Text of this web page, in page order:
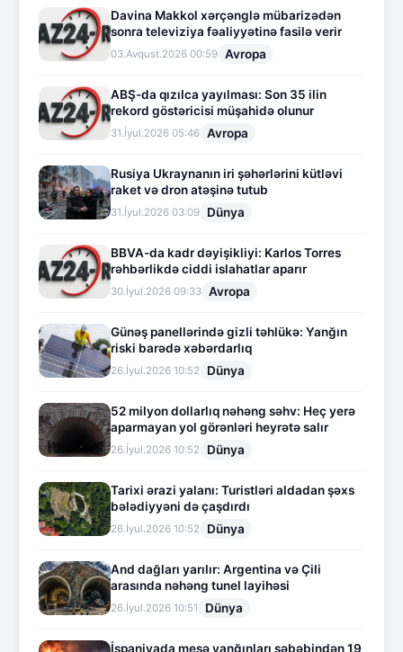
Davina Makkol xərçənglə mübarizədən
sonra televiziya fəaliyyətinə fasilə verir
03.Avqust.2026 00:59 Avropa
ABŞ-da qızılca yayılması: Son 35 ilin
rekord göstəricisi müşahidə olunur
31.İyul.2026 05:46 Avropa
Rusiya Ukraynanın iri şəhərlərini kütləvi
raket və dron atəşinə tutub
31.İyul.2026 03:09 Dünya
BBVA-da kadr dəyişikliyi: Karlos Torres
rəhbərlikdə ciddi islahatlar aparır
30.İyul.2026 09:33 Avropa
Günəş panellərində gizli təhlükə: Yanğın
riski barədə xəbərdarlıq
26.İyul.2026 10:52 Dünya
52 milyon dollarlıq nəhəng səhv: Heç yerə
aparmayan yol görənləri heyrətə salır
26.İyul.2026 10:52 Dünya
Tarixi ərazi yalanı: Turistləri aldadan şəxs
bələdiyyəni də çaşdırdı
26.İyul.2026 10:52 Dünya
And dağları yarılır: Argentina və Çili
arasında nəhəng tunel layihəsi
26.İyul.2026 10:51 Dünya
İspaniyada meşə yanğınları səbəbindən 19